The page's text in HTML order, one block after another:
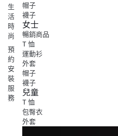
生
活
時
尚
預
約
安
裝
服
務
帽子
襪子
女士
暢銷商品
T 恤
運動衫
外套
帽子
襪子
兒童
T 恤
包臀衣
外套